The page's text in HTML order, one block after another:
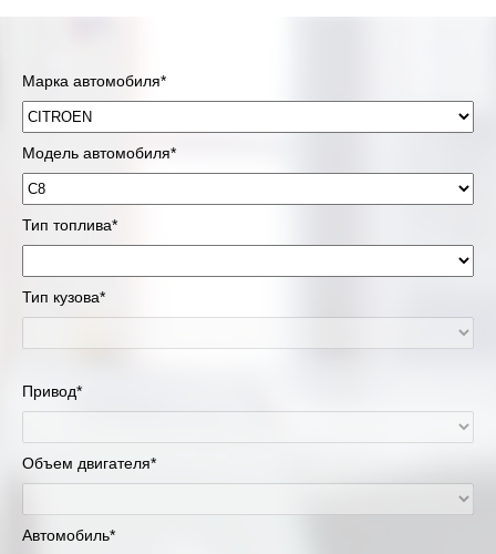
Марка автомобиля*
Модель автомобиля*
Тип топлива*
Тип кузова*
Привод*
Объем двигателя*
Автомобиль*